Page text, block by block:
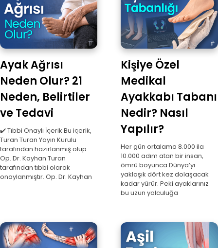
Ayak Ağrısı
Neden Olur? 21
Neden, Belirtiler
ve Tedavi
✔️ Tıbbi Onaylı İçerik Bu içerik,
Turan Turan Yayın Kurulu
tarafından hazırlanmış olup
Op. Dr. Kayhan Turan
tarafından tıbbi olarak
onaylanmıştır. Op. Dr. Kayhan
Kişiye Özel
Medikal
Ayakkabı Tabanı
Nedir? Nasıl
Yapılır?
Her gün ortalama 8.000 ila
10.000 adım atan bir insan,
ömrü boyunca Dünya’yı
yaklaşık dört kez dolaşacak
kadar yürür. Peki ayaklarınız
bu uzun yolculuğa